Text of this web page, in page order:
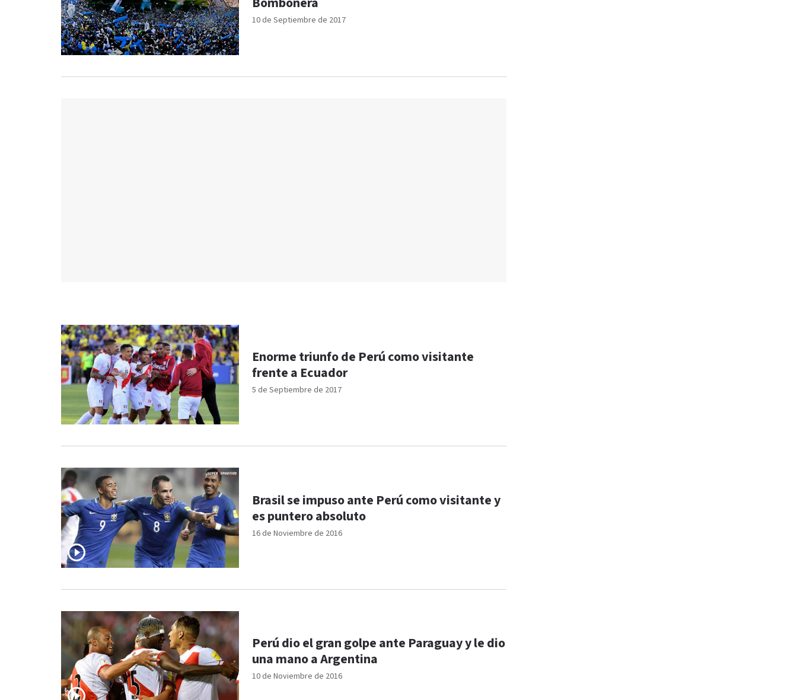
10 de Septiembre de 2017
5 de Septiembre de 2017
Enorme triunfo de Perú como visitante
frente a Ecuador
16 de Noviembre de 2016
Brasil se impuso ante Perú como visitante y
es puntero absoluto
10 de Noviembre de 2016
Perú dio el gran golpe ante Paraguay y le dio
una mano a Argentina